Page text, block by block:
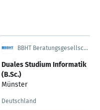
BBHT Beratungsgesellschaft mbH & Co. KG
Duales Studium Informatik
(B.Sc.)
Münster
Deutschland